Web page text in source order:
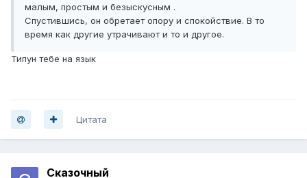
малым, простым и безыскусным .
Спустившись, он обретает опору и спокойствие. В то
время как другие утрачивают и то и другое.
Типун тебе на язык
Цитата
Сказочный